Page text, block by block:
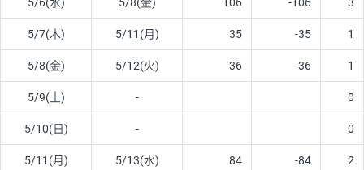
5/7(木) 5/11(月) 35 -35 1
5/8(金) 5/12(火) 36 -36 1
5/9(土) - 0
5/10(日) - 0
5/11(月) 5/13(水) 84 -84 2